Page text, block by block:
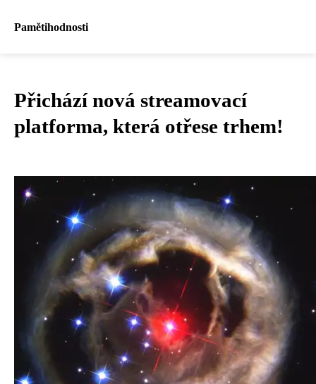
Pamětihodnosti
Přichází nová streamovací
platforma, která otřese trhem!